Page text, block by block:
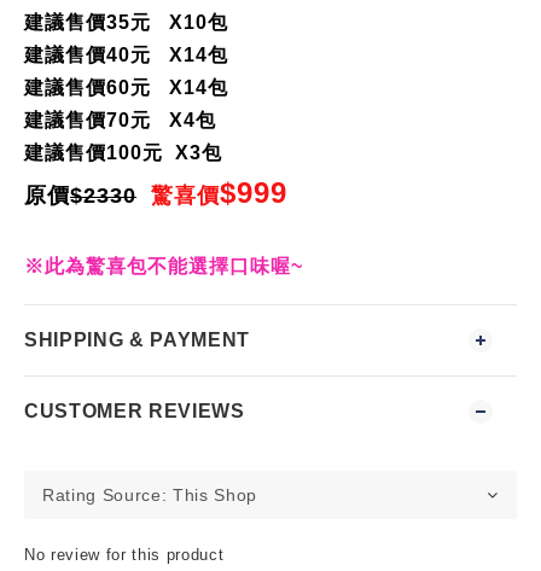
建議售價35元 X10包
建議售價40元 X14包
建議售價60元 X14包
建議售價70元 X4包
建議售價100元 X3包
原價$2330 驚喜價$999
※此為驚喜包不能選擇口味喔~
SHIPPING & PAYMENT
CUSTOMER REVIEWS
No review for this product